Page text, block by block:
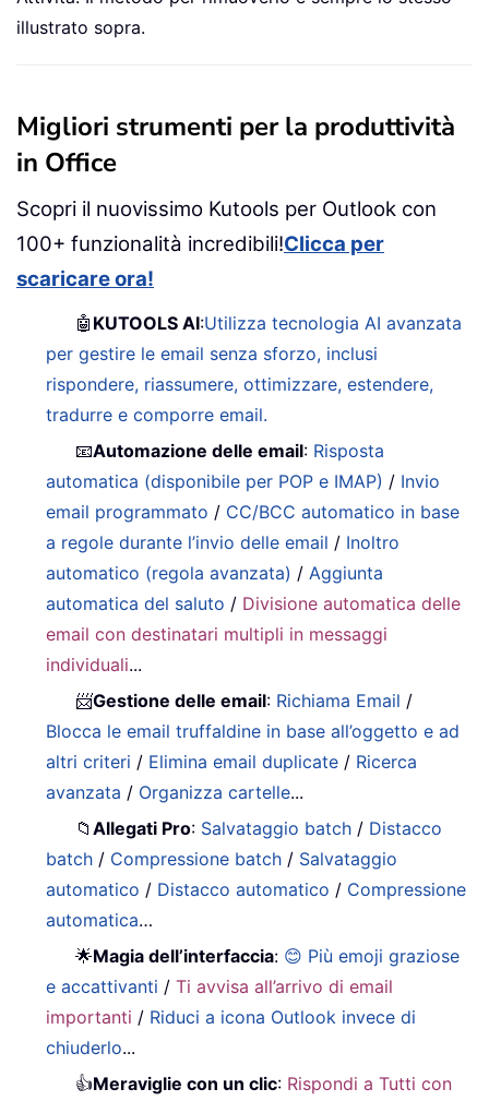
illustrato sopra.
Migliori strumenti per la produttività
in Office
Scopri il nuovissimo Kutools per Outlook con
100+ funzionalità incredibili!Clicca per
scaricare ora!
🤖 KUTOOLS AI:Utilizza tecnologia AI avanzata
per gestire le email senza sforzo, inclusi
rispondere, riassumere, ottimizzare, estendere,
tradurre e comporre email.
📧Automazione delle email: Risposta
automatica (disponibile per POP e IMAP) / Invio
email programmato / CC/BCC automatico in base
a regole durante l’invio delle email / Inoltro
automatico (regola avanzata) / Aggiunta
automatica del saluto / Divisione automatica delle
email con destinatari multipli in messaggi
individuali...
📨Gestione delle email: Richiama Email /
Blocca le email truffaldine in base all’oggetto e ad
altri criteri / Elimina email duplicate / Ricerca
avanzata / Organizza cartelle...
📁Allegati Pro: Salvataggio batch / Distacco
batch / Compressione batch / Salvataggio
automatico / Distacco automatico / Compressione
automatica…
🌟Magia dell’interfaccia: 😊 Più emoji graziose
e accattivanti /Ti avvisa all’arrivo di email
importanti / Riduci a icona Outlook invece di
chiuderlo...
👍Meraviglie con un clic: Rispondi a Tutti con